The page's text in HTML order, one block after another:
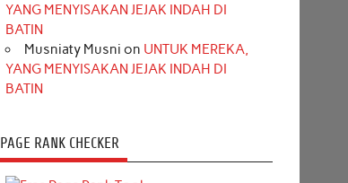
YANG MENYISAKAN JEJAK INDAH DI
BATIN
Musniaty Musni on UNTUK MEREKA,
YANG MENYISAKAN JEJAK INDAH DI
BATIN
PAGE RANK CHECKER